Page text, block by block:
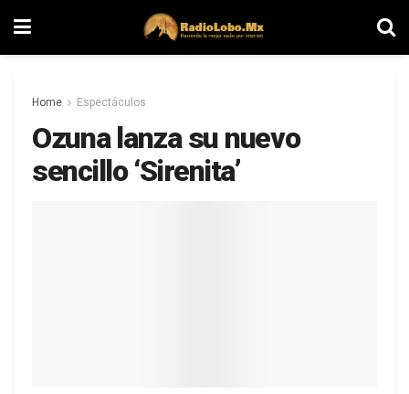
Home Espectáculos
Ozuna lanza su nuevo
sencillo ‘Sirenita’